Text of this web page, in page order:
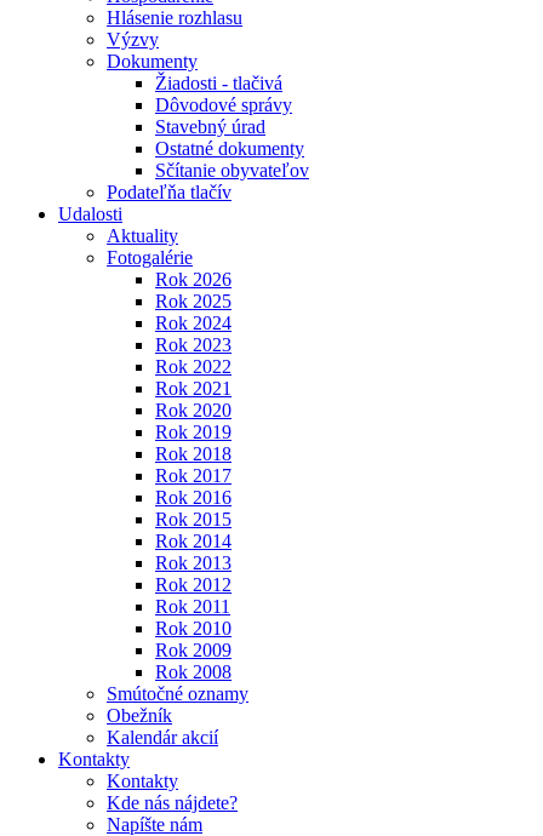
Hlásenie rozhlasu
Výzvy
Dokumenty
Žiadosti - tlačivá
Dôvodové správy
Stavebný úrad
Ostatné dokumenty
Sčítanie obyvateľov
Podateľňa tlačív
Udalosti
Aktuality
Fotogalérie
Rok 2026
Rok 2025
Rok 2024
Rok 2023
Rok 2022
Rok 2021
Rok 2020
Rok 2019
Rok 2018
Rok 2017
Rok 2016
Rok 2015
Rok 2014
Rok 2013
Rok 2012
Rok 2011
Rok 2010
Rok 2009
Rok 2008
Smútočné oznamy
Obežník
Kalendár akcií
Kontakty
Kontakty
Kde nás nájdete?
Napíšte nám